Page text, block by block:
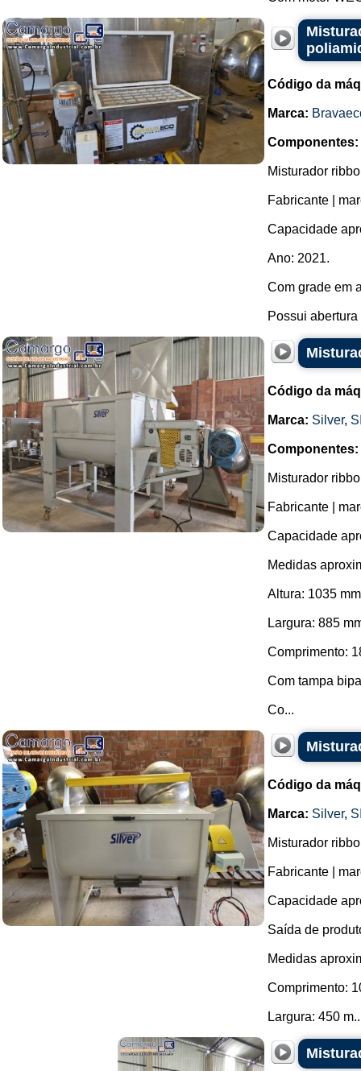
Código da
Marca:
Componentes:
Misturador
Fabricante |
Capacidade
Ano: 2021.
Com grade em
Possui
Código da
Marca: Silver,
Componentes:
Misturador
Fabricante |
Capacidade
Medidas
Altura: 1035
Largura: 885
Comprimento:
Com tampa
Co...
Código da
Marca: Silver,
Misturador
Fabricante |
Capacidade
Saída de
Medidas
Comprimento:
Largura: 450